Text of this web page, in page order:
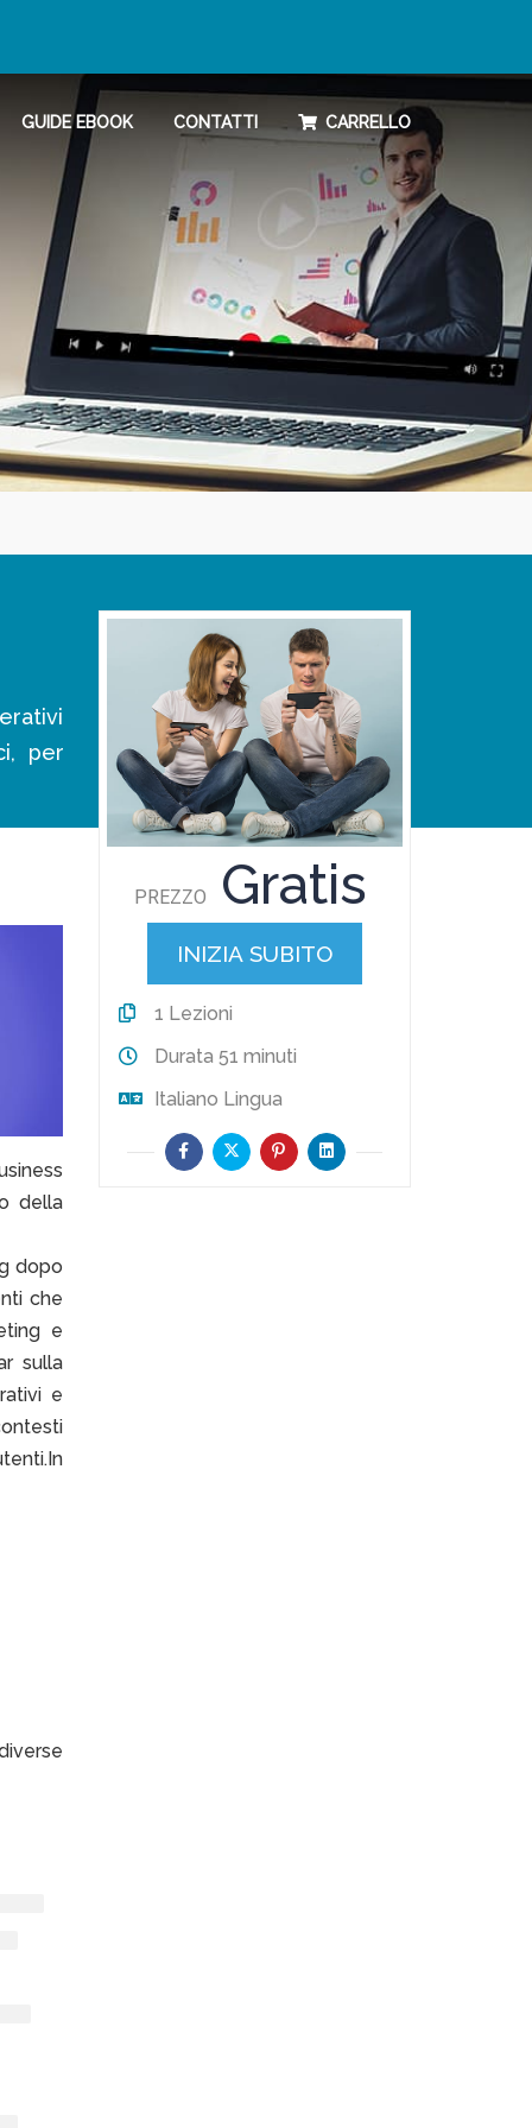
GUIDE EBOOK CONTATTI CARRELLO
per
della
dopo
che
e
sulla
e
PREZZO Gratis
INIZIA SUBITO
1 Lezioni
Durata 51 minuti
Italiano Lingua